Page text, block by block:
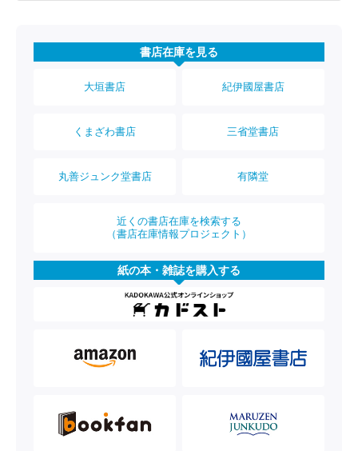
書店在庫を見る
大垣書店 紀伊國屋書店
くまざわ書店 三省堂書店
丸善ジュンク堂書店 有隣堂
近くの書店在庫を検索する
（書店在庫情報プロジェクト）
紙の本・雑誌を購入する